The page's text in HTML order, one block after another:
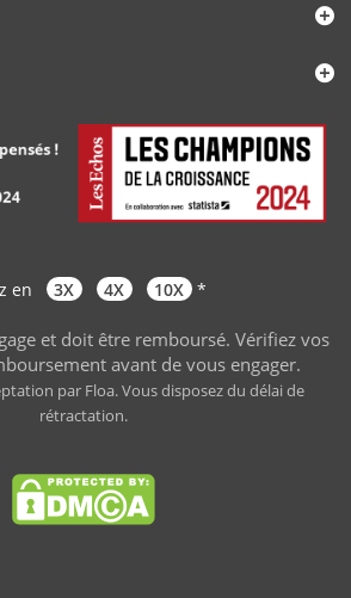
en 3X 4X 10X *
et doit être remboursé. Vérifiez vos
avant de vous engager.
par Floa. Vous disposez du délai de
rétractation.